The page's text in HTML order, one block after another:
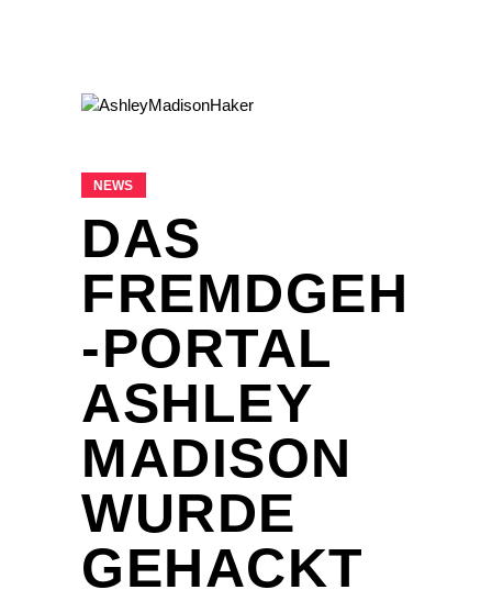
NEWS
DAS
FREMDGEH
-PORTAL
ASHLEY
MADISON
WURDE
GEHACKT